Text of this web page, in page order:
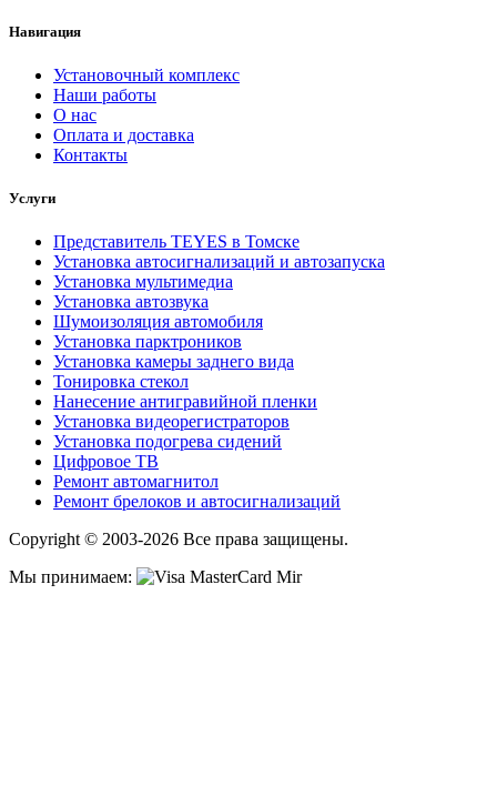
Навигация
Установочный комплекс
Наши работы
О нас
Оплата и доставка
Контакты
Услуги
Представитель TEYES в Томске
Установка автосигнализаций и автозапуска
Установка мультимедиа
Установка автозвука
Шумоизоляция автомобиля
Установка парктроников
Установка камеры заднего вида
Тонировка стекол
Нанесение антигравийной пленки
Установка видеорегистраторов
Установка подогрева сидений
Цифровое ТВ
Ремонт автомагнитол
Ремонт брелоков и автосигнализаций
Copyright © 2003-2026 Все права защищены.
Мы принимаем: